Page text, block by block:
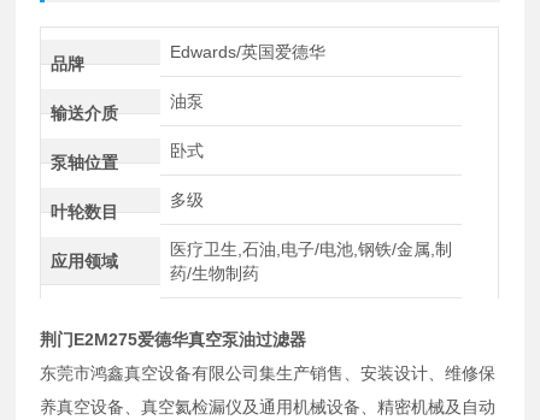
品牌
Edwards/英国爱德华
输送介质
油泵
泵轴位置
卧式
叶轮数目
多级
应用领域
医疗卫生,石油,电子/电池,钢铁/金属,制
药/生物制药
荆门E2M275爱德华真空泵油过滤器
东莞市鸿鑫真空设备有限公司集生产销售、安装设计、维修保
养真空设备、真空氦检漏仪及通用机械设备、精密机械及自动